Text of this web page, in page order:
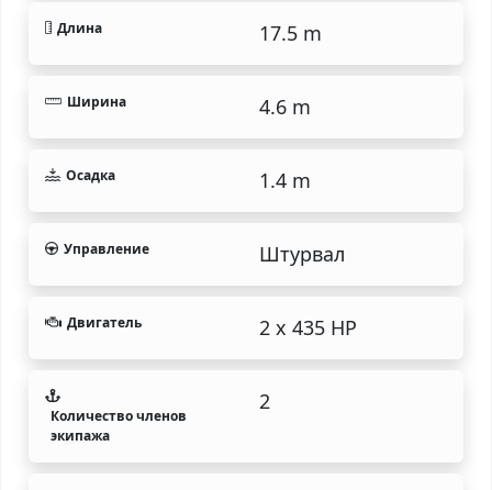
Длина 17.5 m
Ширина 4.6 m
Осадка 1.4 m
Управление Штурвал
Двигатель 2 x 435 HP
Количество членов
экипажа
2